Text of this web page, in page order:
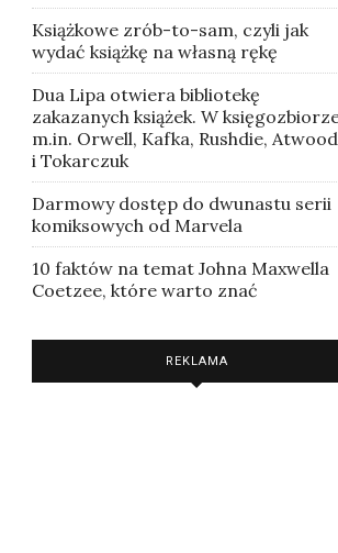
Książkowe zrób-to-sam, czyli jak
wydać książkę na własną rękę
Dua Lipa otwiera bibliotekę
zakazanych książek. W
m.in. Orwell, Kafka, Rushdie, Atwood
i Tokarczuk
Darmowy dostęp do dwunastu serii
komiksowych od Marvela
10 faktów na temat Johna Maxwella
Coetzee, które warto znać
REKLAMA